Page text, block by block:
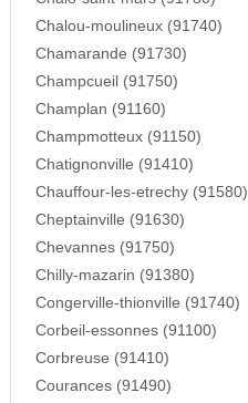
Chalou-moulineux (91740)
Chamarande (91730)
Champcueil (91750)
Champlan (91160)
Champmotteux (91150)
Chatignonville (91410)
Chauffour-les-etrechy (91580)
Cheptainville (91630)
Chevannes (91750)
Chilly-mazarin (91380)
Congerville-thionville (91740)
Corbeil-essonnes (91100)
Corbreuse (91410)
Courances (91490)